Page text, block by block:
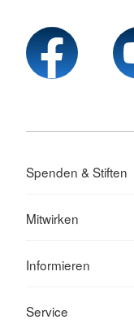
Spenden & Stiften
Mitwirken
Informieren
Service